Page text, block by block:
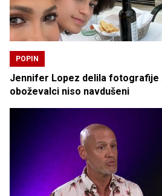
POPIN
Jennifer Lopez delila fotografije
oboževalci niso navdušeni